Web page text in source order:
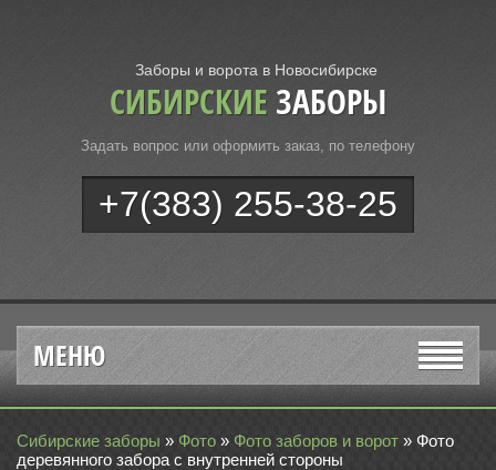
Заборы и ворота в Новосибирске
СИБИРСКИЕ ЗАБОРЫ
Задать вопрос или оформить заказ, по телефону
+7(383) 255-38-25
МЕНЮ
Сибирские заборы » Фото » Фото заборов и ворот » Фото
деревянного забора с внутренней стороны